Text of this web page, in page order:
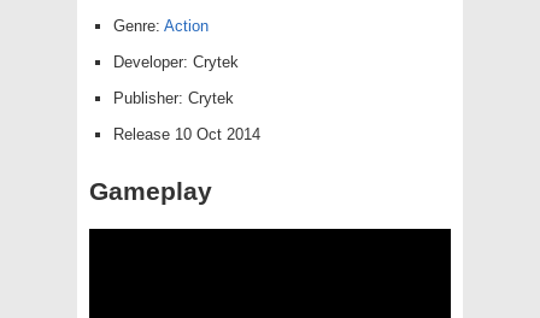
Genre: Action
Developer: Crytek
Publisher: Crytek
Release 10 Oct 2014
Gameplay